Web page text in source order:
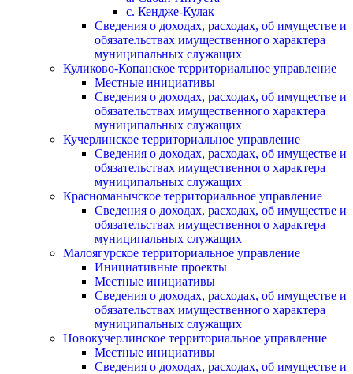
с. Кендже-Кулак
Сведения о доходах, расходах, об имуществе и
обязательствах имущественного характера
муниципальных служащих
Куликово-Копанское территориальное управление
Местные инициативы
Сведения о доходах, расходах, об имуществе и
обязательствах имущественного характера
муниципальных служащих
Кучерлинское территориальное управление
Сведения о доходах, расходах, об имуществе и
обязательствах имущественного характера
муниципальных служащих
Красноманычское территориальное управление
Сведения о доходах, расходах, об имуществе и
обязательствах имущественного характера
муниципальных служащих
Малоягурское территориальное управление
Инициативные проекты
Местные инициативы
Сведения о доходах, расходах, об имуществе и
обязательствах имущественного характера
муниципальных служащих
Новокучерлинское территориальное управление
Местные инициативы
Сведения о доходах, расходах, об имуществе и